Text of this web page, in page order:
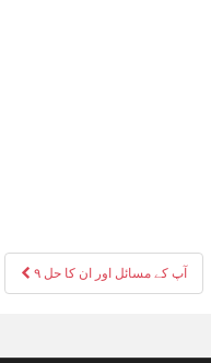
Post
navigation
آپ کے مسائل اور ان کا حل ۹